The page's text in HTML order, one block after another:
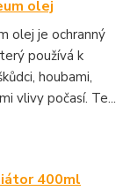
olej
olej je ochranný
používá k
houbami,
vlivy počasí. Te...
400ml